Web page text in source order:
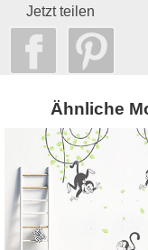
Jetzt teilen
Ähnliche